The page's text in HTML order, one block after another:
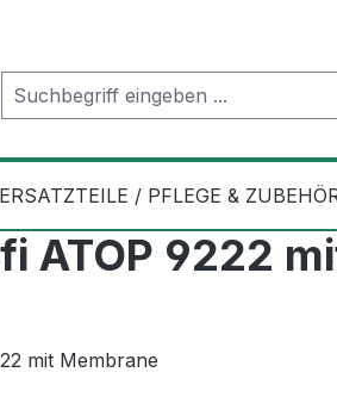
ERSATZTEILE / PFLEGE &
ATOP 9222